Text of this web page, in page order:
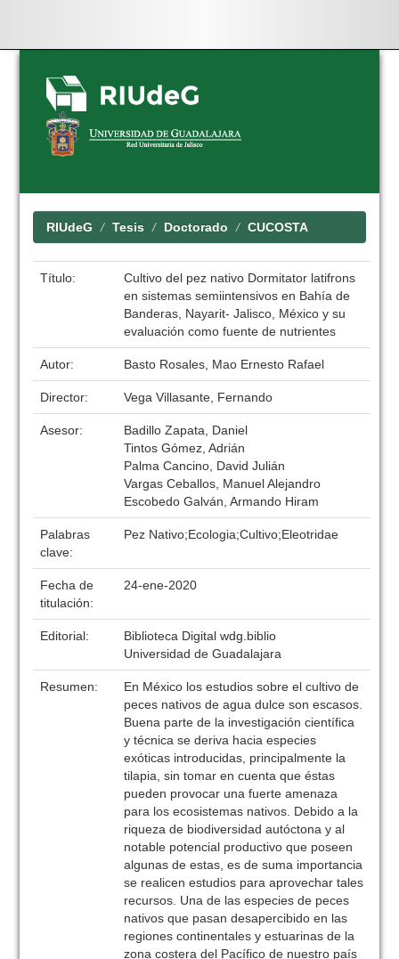
Skip
navigation
RIUdeG Tesis Doctorado CUCOSTA
Título:
Cultivo del pez nativo Dormitator latifrons
en sistemas semiintensivos en Bahía de
Banderas, Nayarit- Jalisco, México y su
evaluación como fuente de nutrientes
Autor: Basto Rosales, Mao Ernesto Rafael
Director: Vega Villasante, Fernando
Asesor:
Badillo Zapata, Daniel
Tintos Gómez, Adrián
Palma Cancino, David Julián
Vargas Ceballos, Manuel Alejandro
Escobedo Galván, Armando Hiram
Palabras
clave:
Pez Nativo;Ecologia;Cultivo;Eleotridae
Fecha de
titulación:
24-ene-2020
Editorial:
Biblioteca Digital wdg.biblio
Universidad de Guadalajara
Resumen:
En México los estudios sobre el cultivo de
peces nativos de agua dulce son escasos.
Buena parte de la investigación científica
y técnica se deriva hacia especies
exóticas introducidas, principalmente la
tilapia, sin tomar en cuenta que éstas
pueden provocar una fuerte amenaza
para los ecosistemas nativos. Debido a la
riqueza de biodiversidad autóctona y al
notable potencial productivo que poseen
algunas de estas, es de suma importancia
se realicen estudios para aprovechar tales
recursos. Una de las especies de peces
nativos que pasan desapercibido en las
regiones continentales y estuarinas de la
zona costera del Pacífico de nuestro país